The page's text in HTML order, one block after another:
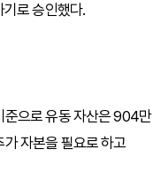
로 승인했다.
준으로 유동 자산은 904만
자본을 필요로 하고